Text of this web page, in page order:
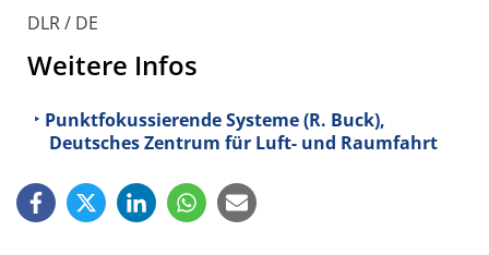
DLR / DE
Weitere Infos
Punktfokussierende Systeme (R. Buck),
Deutsches Zentrum für Luft- und Raumfahrt